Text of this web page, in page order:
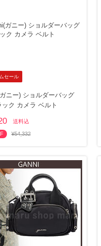
セール
ニー) ショルダーバッグ
ック カメラ ベルト
送料込
¥54,332